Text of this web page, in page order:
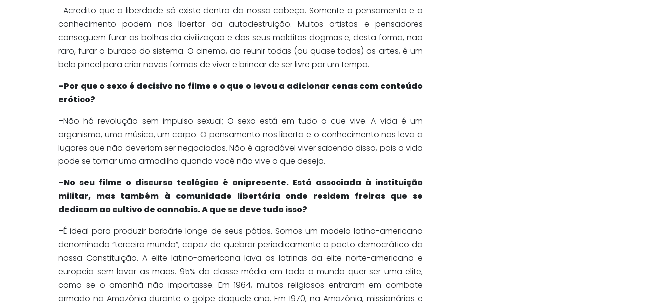
–Acredito que a liberdade só existe dentro da nossa cabeça. Somente o pensamento e o
conhecimento podem nos libertar da autodestruição. Muitos artistas e pensadores
conseguem furar as bolhas da civilização e dos seus malditos dogmas e, desta forma, não
raro, furar o buraco do sistema. O cinema, ao reunir todas (ou quase todas) as artes, é um
belo pincel para criar novas formas de viver e brincar de ser livre por um tempo.
–Por que o sexo é decisivo no filme e o que o levou a adicionar cenas com conteúdo
erótico?
–Não há revolução sem impulso sexual; O sexo está em tudo o que vive. A vida é um
organismo, uma música, um corpo. O pensamento nos liberta e o conhecimento nos leva a
lugares que não deveriam ser negociados. Não é agradável viver sabendo disso, pois a vida
pode se tornar uma armadilha quando você não vive o que deseja.
–No seu filme o discurso teológico é onipresente. Está associada à instituição
militar, mas também à comunidade libertária onde residem freiras que se
dedicam ao cultivo de cannabis. A que se deve tudo isso?
–É ideal para produzir barbárie longe de seus pátios. Somos um modelo latino-americano
denominado “terceiro mundo”, capaz de quebrar periodicamente o pacto democrático da
nossa Constituição. A elite latino-americana lava as latrinas da elite norte-americana e
europeia sem lavar as mãos. 95% da classe média em todo o mundo quer ser uma elite,
como se o amanhã não importasse. Em 1964, muitos religiosos entraram em combate
armado na Amazônia durante o golpe daquele ano. Em 1970, na Amazônia, missionários e